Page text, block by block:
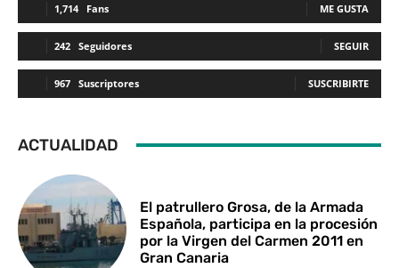
1,714 Fans ME GUSTA
242 Seguidores SEGUIR
967 Suscriptores SUSCRIBIRTE
ACTUALIDAD
El patrullero Grosa, de la Armada
Española, participa en la procesión
por la Virgen del Carmen 2011 en
Gran Canaria